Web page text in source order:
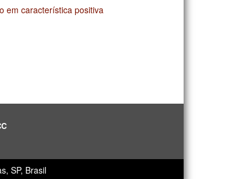
em característica positiva
SP, Brasil